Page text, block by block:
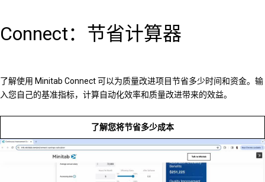
Connect：节省计算器
了解使用 Minitab Connect 可以为质量改进项目节省多少时间和资金。输
入您自己的基准指标，计算自动化效率和质量改进带来的效益。
了解您将节省多少成本